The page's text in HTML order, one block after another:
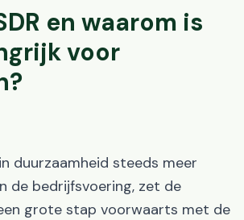
en waarom is
voor
duurzaamheid steeds meer
de bedrijfsvoering, zet de
grote stap voorwaarts met de